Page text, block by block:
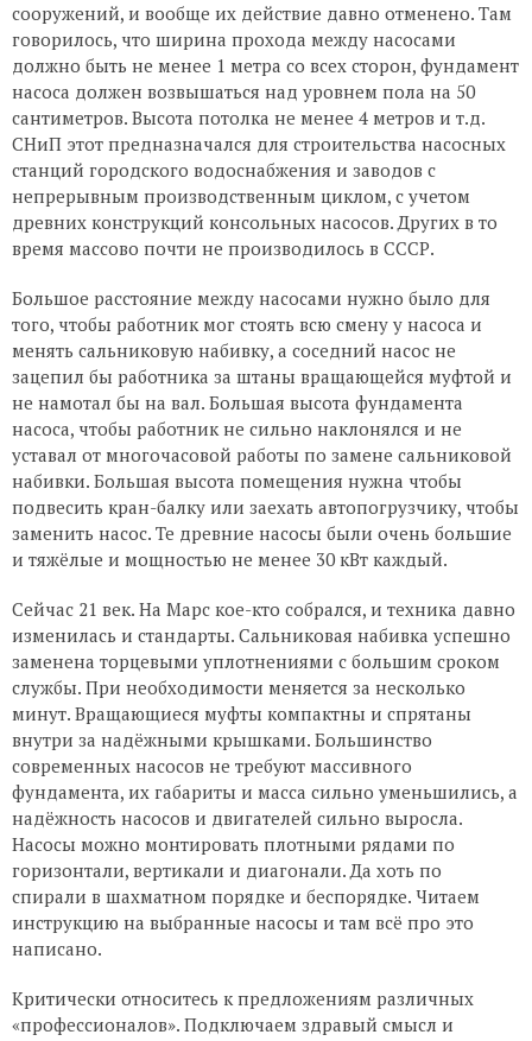
сооружений, и вообще их действие давно отменено. Там
говорилось, что ширина прохода между насосами
должно быть не менее 1 метра со всех сторон, фундамент
насоса должен возвышаться над уровнем пола на 50
сантиметров. Высота потолка не менее 4 метров и т.д.
СНиП этот предназначался для строительства насосных
станций городского водоснабжения и заводов с
непрерывным производственным циклом, с учетом
древних конструкций консольных насосов. Других в то
время массово почти не производилось в СССР.
Большое расстояние между насосами нужно было для
того, чтобы работник мог стоять всю смену у насоса и
менять сальниковую набивку, а соседний насос не
зацепил бы работника за штаны вращающейся муфтой и
не намотал бы на вал. Большая высота фундамента
насоса, чтобы работник не сильно наклонялся и не
уставал от многочасовой работы по замене сальниковой
набивки. Большая высота помещения нужна чтобы
подвесить кран-балку или заехать автопогрузчику, чтобы
заменить насос. Те древние насосы были очень большие
и тяжёлые и мощностью не менее 30 кВт каждый.
Сейчас 21 век. На Марс кое-кто собрался, и техника давно
изменилась и стандарты. Сальниковая набивка успешно
заменена торцевыми уплотнениями с большим сроком
службы. При необходимости меняется за несколько
минут. Вращающиеся муфты компактны и спрятаны
внутри за надёжными крышками. Большинство
современных насосов не требуют массивного
фундамента, их габариты и масса сильно уменьшились, а
надёжность насосов и двигателей сильно выросла.
Насосы можно монтировать плотными рядами по
горизонтали, вертикали и диагонали. Да хоть по
спирали в шахматном порядке и беспорядке. Читаем
инструкцию на выбранные насосы и там всё про это
написано.
Критически относитесь к предложениям различных
«профессионалов». Подключаем здравый смысл и